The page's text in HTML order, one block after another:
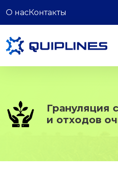
О насКонтакты
Грануляция
и отходов